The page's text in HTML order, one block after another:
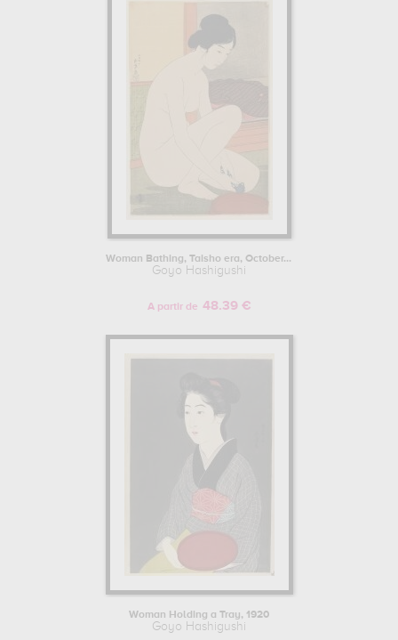
Woman Bathing, Taisho era, October...
Goyo Hashigushi
A partir de 48.39 €
Woman Holding a Tray, 1920
Goyo Hashigushi